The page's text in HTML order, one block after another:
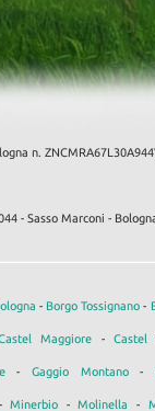
n.
- Sasso Marconi -
- Borgo Tossignano -
Maggiore -Castel
- Gaggio Montano-
Minerbio -Molinella -